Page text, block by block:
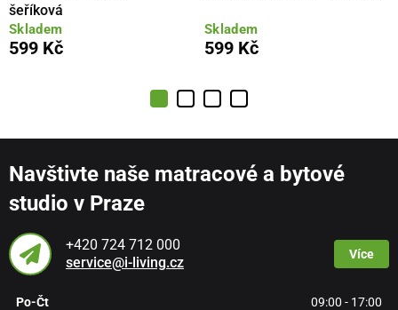
šeříková
Skladem
599 Kč
Skladem
599 Kč
Navštivte naše matracové a bytové
studio v Praze
+420 724 712 000
service@i-living.cz
Více
Po-Čt 09:00 - 17:00